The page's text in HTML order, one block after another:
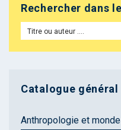
Rechercher dans
Catalogue général
Anthropologie et